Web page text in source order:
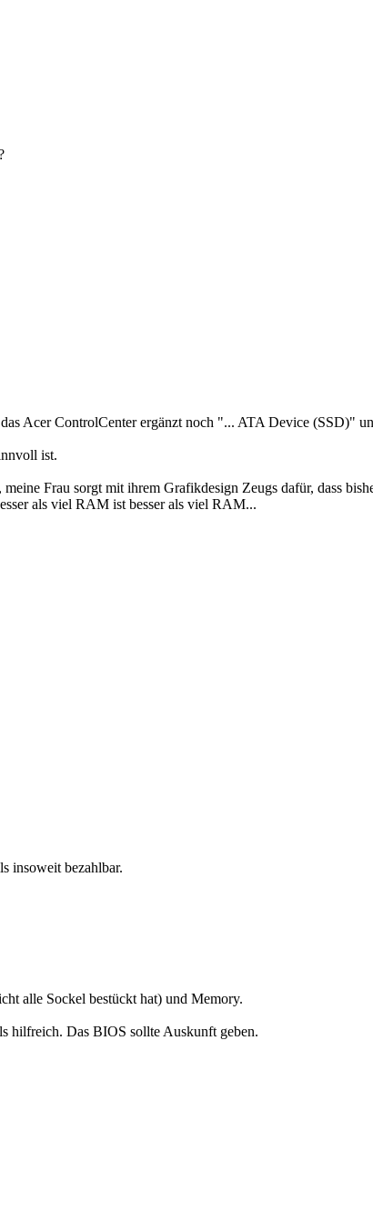
Acer ControlCenter ergänzt noch "... ATA Device (SSD)"
ist.
Frau sorgt mit ihrem Grafikdesign Zeugs dafür, dass
als viel RAM ist besser als viel RAM...
insoweit bezahlbar.
alle Sockel bestückt hat) und Memory.
hilfreich. Das BIOS sollte Auskunft geben.